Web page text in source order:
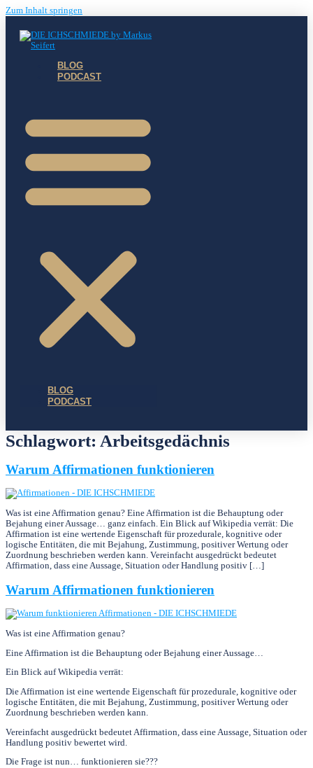
Zum Inhalt springen
BLOG
PODCAST
BLOG
PODCAST
Schlagwort: Arbeitsgedächnis
Warum Affirmationen funktionieren
Was ist eine Affirmation genau? Eine Affirmation ist die Behauptung oder
Bejahung einer Aussage… ganz einfach. Ein Blick auf Wikipedia verrät: Die
Affirmation ist eine wertende Eigenschaf­t für prozedurale, kognitive oder
logische Entitäten, die mit Bejahung, Zustimmung, positiver Wertung oder
Zuordnung beschrieben werden kann. Vereinfacht ausgedrückt bedeutet
Affirmation, dass eine Aussage, Situation oder Handlung positiv […]
Warum Affirmationen funktionieren
Was ist eine Affirmation genau?
Eine Affirmation ist die Behauptung oder Bejahung einer Aussage…
Ein Blick auf Wikipedia verrät:
Die Affirmation ist eine wertende Eigenschaf­t für prozedurale, kognitive oder
logische Entitäten, die mit Bejahung, Zustimmung, positiver Wertung oder
Zuordnung beschrieben werden kann.
Vereinfacht ausgedrückt bedeutet Affirmation, dass eine Aussage, Situation oder
Handlung positiv bewertet wird.
Die Frage ist nun… funktionieren sie???